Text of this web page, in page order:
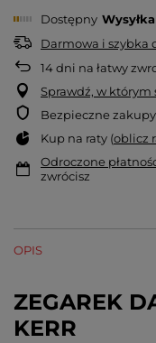
Dostępny Wysyłka
Darmowa i szybka
14dni na łatwy
Sprawdź, w którym
Bezpieczne zakupy
Kup na raty (oblicz
Odroczone
zwrócisz
OPIS
ZEGAREK
KERR